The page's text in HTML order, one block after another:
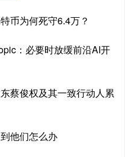
币为何死守6.4万？
：必要时放缓前沿AI开
蔡俊权及其一致行动人累
他们怎么办